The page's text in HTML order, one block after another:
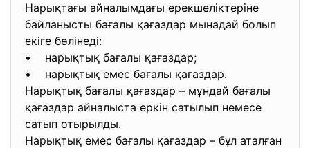
Нарықтағы айналымдағы ерекшеліктеріне
байланысты бағалы қағаздар мынадай болып
екіге бөлінеді:
• нарықтық бағалы қағаздар;
• нарықтық емес бағалы қағаздар.
Нарықтық бағалы қағаздар – мұндай бағалы
қағаздар айналыста еркін сатылып немесе
сатып отырылды.
Нарықтық емес бағалы қағаздар – бұл аталған